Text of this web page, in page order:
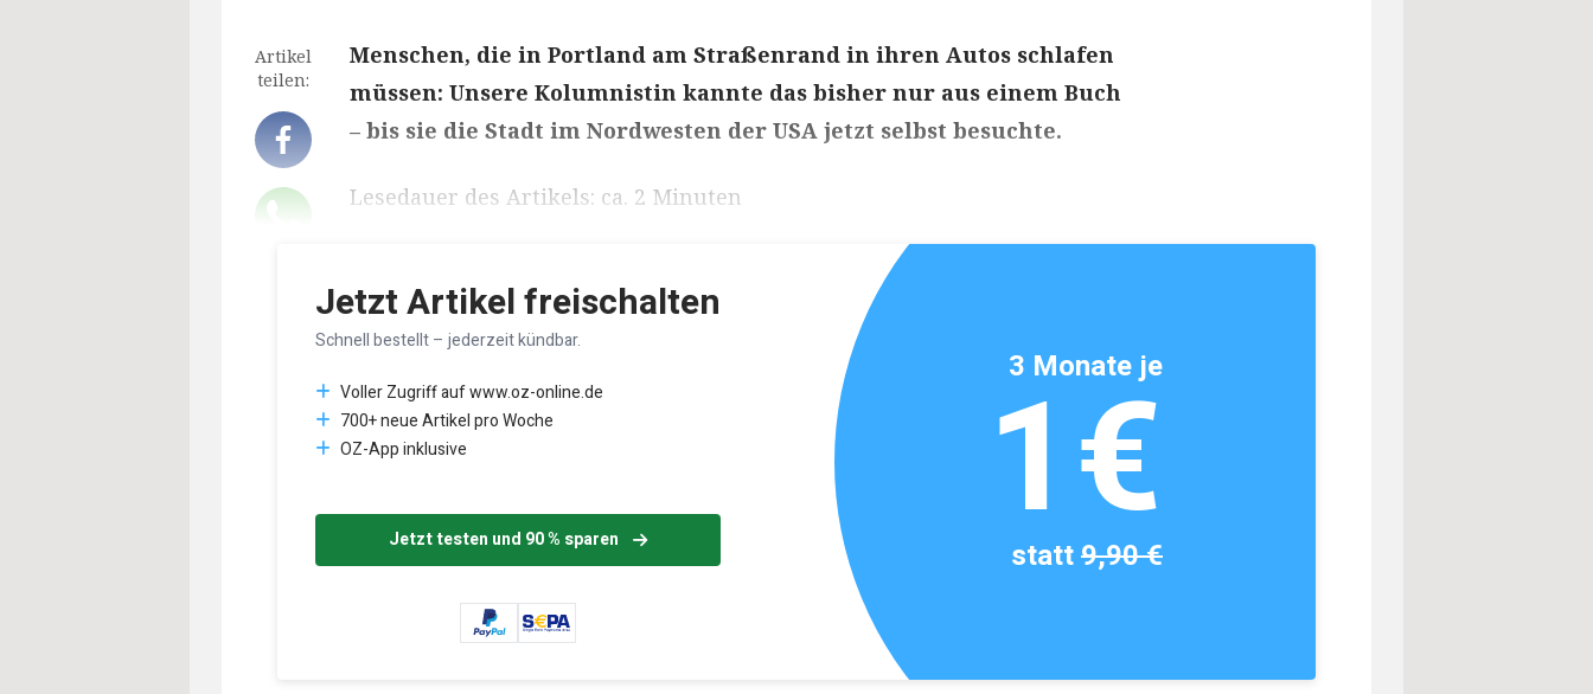
Artikel
teilen:
Menschen, die in Portland am Straßenrand in ihren Autos schlafen
müssen: Unsere Kolumnistin kannte das bisher nur aus einem Buch
– bis sie die Stadt im Nordwesten der USA jetzt selbst besuchte.
Lesedauer des Artikels: ca. 2 Minuten
Jetzt Artikel freischalten
Schnell bestellt – jederzeit kündbar.
Voller Zugriff auf www.oz-online.de
700+ neue Artikel pro Woche
OZ-App inklusive
Jetzt testen und 90 % sparen
3 Monate je
1€
statt9,90 €